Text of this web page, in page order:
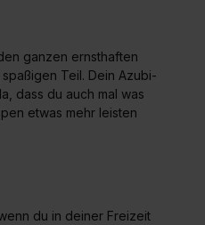
ganzen ernsthaften
Teil. Dein Azubi-
dass du auch mal was
etwas mehr leisten
du in deiner Freizeit